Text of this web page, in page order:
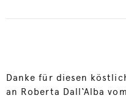
Danke für diesen
an Roberta Dall‘Alba